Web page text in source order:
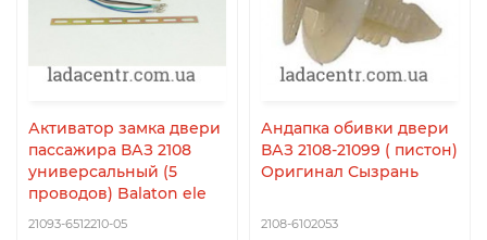
Активатор замка двери
пассажира ВАЗ 2108
универсальный (5
проводов) Balaton ele
21093-6512210-05
Андапка обивки двери
ВАЗ 2108-21099 ( пистон)
Оригинал Сызрань
2108-6102053